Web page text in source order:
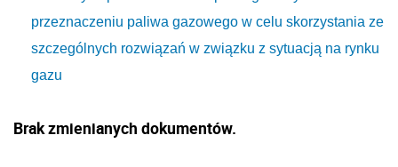
przeznaczeniu paliwa gazowego w celu skorzystania ze
szczególnych rozwiązań w związku z sytuacją na rynku
gazu
Brak zmienianych dokumentów.